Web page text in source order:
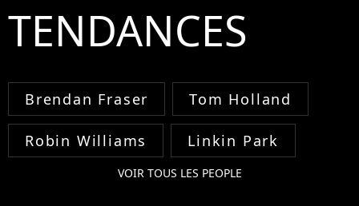
TENDANCES
Brendan Fraser Tom Holland
Robin Williams Linkin Park
VOIR TOUS LES PEOPLE